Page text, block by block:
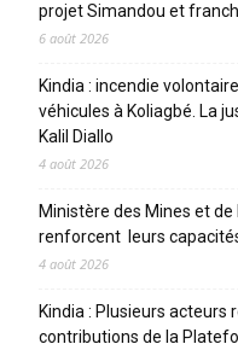
projet Simandou et
6 août 2026
Kindia : incendie
véhicules à Koliagbé. La
Kalil Diallo
4 août 2026
Ministère des Mines et
renforcent leurs
4 août 2026
Kindia : Plusieurs
contributions de la